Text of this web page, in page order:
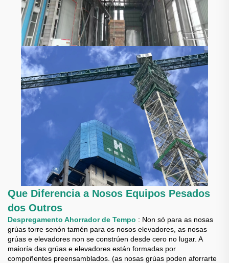
Que Diferencia a Nosos Equipos Pesados
dos Outros
Despregamento Ahorrador de Tempo : Non só para as nosas
grúas torre senón tamén para os nosos elevadores, as nosas
grúas e elevadores non se constrúen desde cero no lugar. A
maioría das grúas e elevadores están formadas por
compoñentes preensamblados. (as nosas grúas poden aforrarte